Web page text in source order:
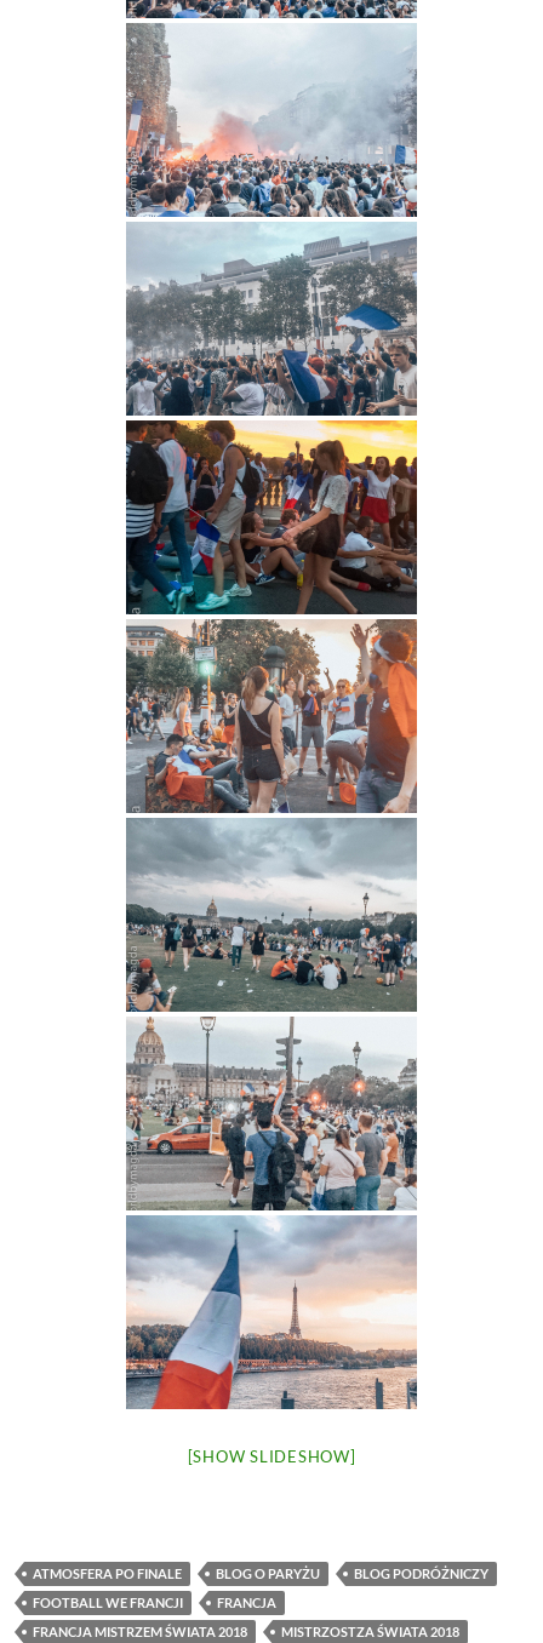
[SHOW SLIDESHOW]
ATMOSFERA PO FINALE BLOG O PARYŻU
BLOG PODRÓŻNICZY
FOOTBALL WE FRANCJI
FRANCJA
FRANCJA MISTRZEM ŚWIATA 2018
MISTRZOSTZA ŚWIATA 2018